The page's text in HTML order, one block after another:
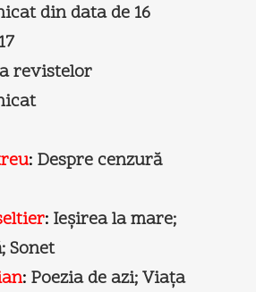
din data de 16
revistelor
: Despre cenzură
: Ieșirea la mare;
Sonet
: Poezia de azi; Viața